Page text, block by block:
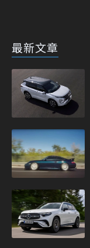
最新文章